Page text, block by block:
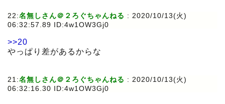
22:名無しさん＠２ろぐちゃんねる : 2020/10/13(火)
06:32:57.89 ID:4w1OW3Gj0
>>20
やっぱり差があるからな
21:名無しさん＠２ろぐちゃんねる : 2020/10/13(火)
06:32:16.30 ID:4w1OW3Gj0